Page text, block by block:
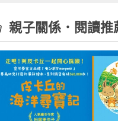
親子關係．閱讀推